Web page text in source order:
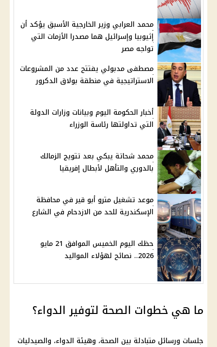
محمد العرابي وزير الخارجية الأسبق يؤكد أن
إثيوبيا وإسرائيل هما مصدرا الأزمات التي
تواجه مصر
مصطفى مدبولي يفتتح عدد من المشروعات
الاستراتيجية في منطقة بولاق الدكرور
أخبار الحكومة اليوم وبيانات وزارات الدولة
التي تداولتها رئاسة الوزراء
محمد شحاتة يبكي بعد تتويج الزمالك
بالدوري والتأهل لأبطال إفريقيا
موعد تشغيل مترو أبو قير في محافظة
الإسكندرية للحد من الازدحام في الشارع
حظك اليوم الخميس الموافق 21 مايو
2026.. نصائح لهؤلاء المواليد
ما هي خطوات الصحة لتوفير الدواء؟
جلسات ورسائل متبادلة بين الصحة، وهيئة الدواء، والصيدليات